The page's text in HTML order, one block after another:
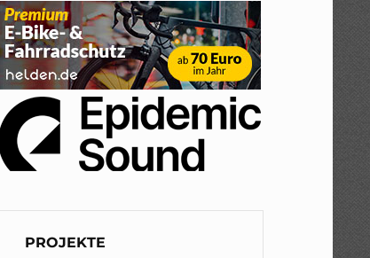
PROJEKTE